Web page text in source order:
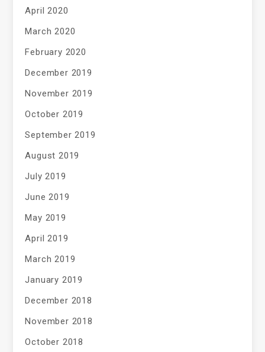
April 2020
March 2020
February 2020
December 2019
November 2019
October 2019
September 2019
August 2019
July 2019
June 2019
May 2019
April 2019
March 2019
January 2019
December 2018
November 2018
October 2018